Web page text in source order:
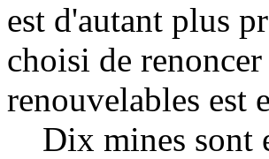
est d'autant plus
choisi de
renouvelables est
Dix mines sont